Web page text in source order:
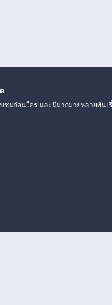
ชมก่อนใคร และมีมากมายหลายพันเ